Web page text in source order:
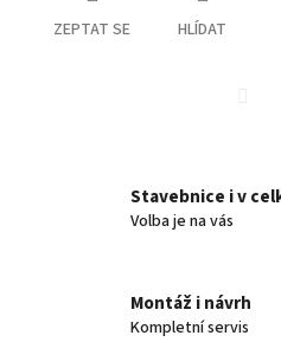
ZEPTAT SE HLÍDAT
Stavebnice i v
Volba je na vás
Montáž i návrh
Kompletní servis